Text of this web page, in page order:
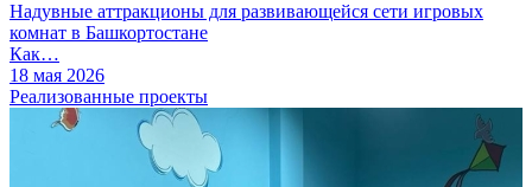
Надувные аттракционы для развивающейся сети игровых
комнат в Башкортостане
Как…
18 мая 2026
Реализованные проекты